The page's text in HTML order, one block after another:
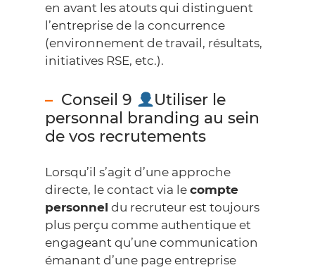
en avant les atouts qui distinguent
l’entreprise de la concurrence
(environnement de travail, résultats,
initiatives RSE, etc.).
Conseil 9
Utiliser le
personnal branding au sein
de vos recrutements
Lorsqu’il s’agit d’une approche
directe, le contact via le compte
personnel du recruteur est toujours
plus perçu comme authentique et
engageant qu’une communication
émanant d’une page entreprise